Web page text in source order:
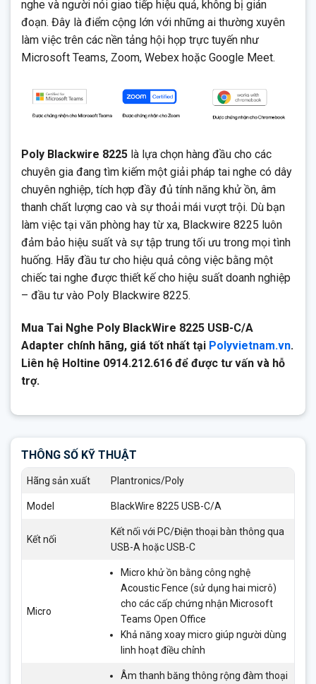
nghe và người nói giao tiếp hiệu quả, không bị gián
đoạn. Đây là điểm cộng lớn với những ai thường xuyên
làm việc trên các nền tảng hội họp trực tuyến như
Microsoft Teams, Zoom, Webex hoặc Google Meet.
Poly Blackwire 8225 là lựa chọn hàng đầu cho các
chuyên gia đang tìm kiếm một giải pháp tai nghe có dây
chuyên nghiệp, tích hợp đầy đủ tính năng khử ồn, âm
thanh chất lượng cao và sự thoải mái vượt trội. Dù bạn
làm việc tại văn phòng hay từ xa, Blackwire 8225 luôn
đảm bảo hiệu suất và sự tập trung tối ưu trong mọi tình
huống. Hãy đầu tư cho hiệu quả công việc bằng một
chiếc tai nghe được thiết kế cho hiệu suất doanh nghiệp
– đầu tư vào Poly Blackwire 8225.
Mua Tai Nghe Poly BlackWire 8225 USB-C/A
Adapter chính hãng, giá tốt nhất tại Polyvietnam.vn.
Liên hệ Holtine 0914.212.616 để được tư vấn và hỗ
trợ.
THÔNG SỐ KỸ THUẬT
Hãng sản xuất Plantronics/Poly
Model BlackWire 8225 USB-C/A
Kết nối
Kết nối với PC/Điện thoại bàn thông qua
USB-A hoặc USB-C
Micro
Micro khử ồn bằng công nghệ
Acoustic Fence (sử dụng hai micrô)
cho các cấp chứng nhận Microsoft
Teams Open Office
Khả năng xoay micro giúp người dùng
linh hoạt điều chỉnh
Âm thanh băng thông rộng đàm thoại